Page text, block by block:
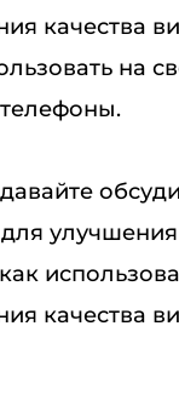
качества
на
качества